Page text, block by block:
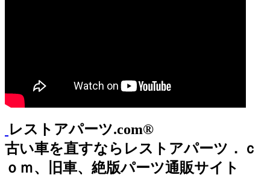
レストアパーツ.com®
古い車を直すならレストアパーツ．ｃ
ｏｍ、旧車、絶版パーツ通販サイト